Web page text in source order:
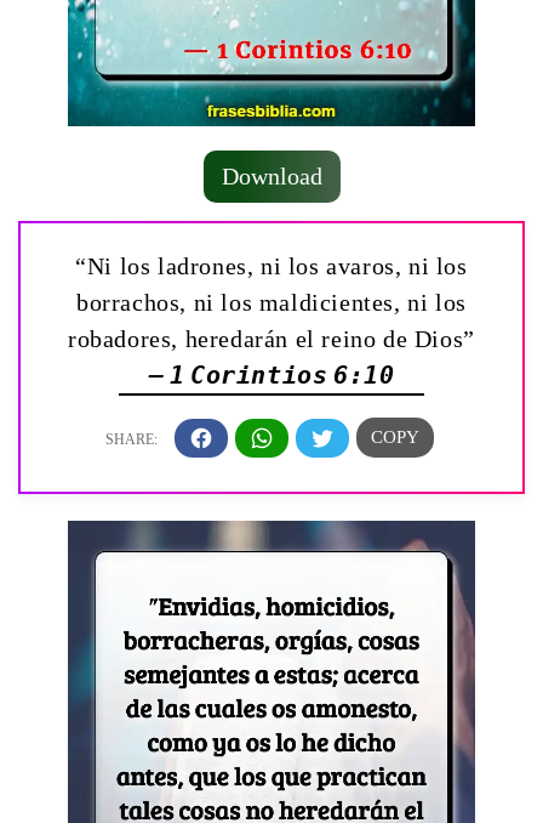
Download
“Ni los ladrones, ni los avaros, ni los
borrachos, ni los maldicientes, ni los
robadores, heredarán el reino de Dios”
— 1 Corintios 6:10